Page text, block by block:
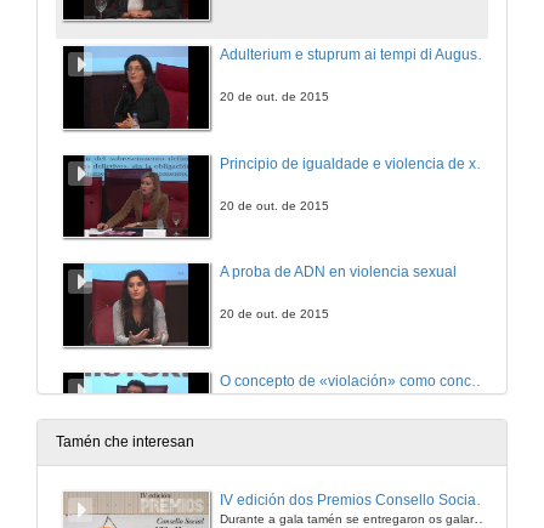
Adulterium e stuprum ai tempi di Augusto. Un crime so femminile
20 de out. de 2015
20 de out. de 2015
A proba de ADN en violencia sexual
20 de out. de 2015
20 de out. de 2015
Tamén che interesan
IV edición dos Premios Consello Social UVigo Humana
Durante a gala tamén se entregaron os galardóns aos mellores TFG e TFM en materia de Axenda 2030